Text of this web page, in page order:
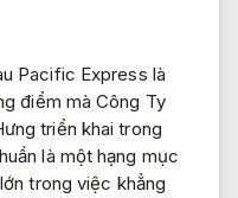
Pacific Express là
điểm mà Công Ty
triển khai trong
là một hạng mục
trong việc khẳng